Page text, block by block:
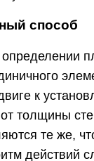
способ
к
толщины
те же,
действий